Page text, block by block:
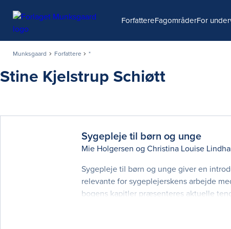
ForfattereFagområderFor
Munksgaard Forfattere *
Stine Kjelstrup Schiøtt
Sygepleje til børn og unge
Mie Holgersen og Christina Louise
Sygepleje til børn og unge giver en
relevante for sygeplejerskens arbejde
bogens kapitler præsenteres aktuelle